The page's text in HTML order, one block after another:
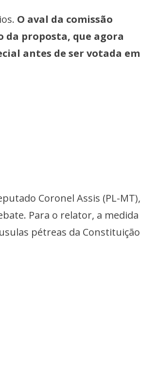
O aval da comissão
proposta, que agora
antes de ser votada em
Coronel Assis (PL-MT),
Para o relator, a medida
pétreas da Constituição